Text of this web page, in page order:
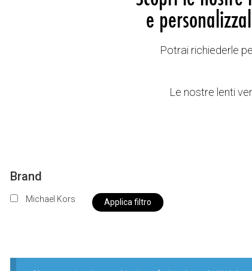
e
Potrai richiederle
Le nostre lenti
Brand
Michael Kors Applica filtro